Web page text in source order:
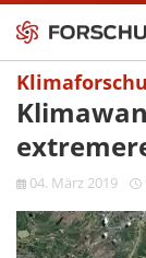
04. März 2019